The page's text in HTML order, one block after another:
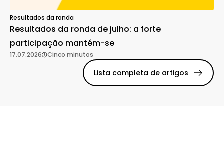
Resultados da ronda
Resultados da ronda de julho: a forte
participação mantém-se
17.07.2026 Cinco minutos
Lista completa de artigos